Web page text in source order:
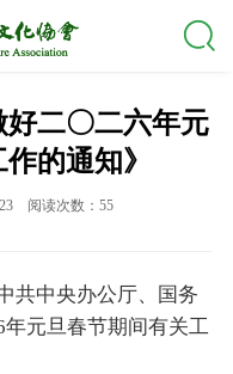
二〇二六年元
的通知》
阅读次数：55
共中央办公厅、国务
元旦春节期间有关工